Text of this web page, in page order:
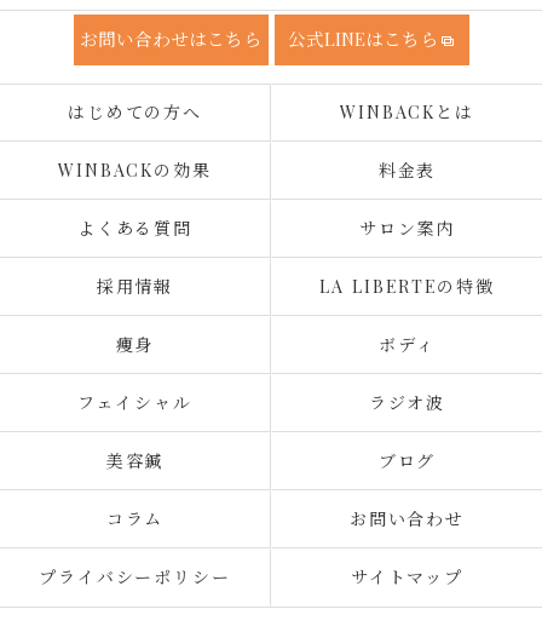
お問い合わせはこちら 公式LINEはこちら
はじめての方へ WINBACKとは
WINBACKの効果 料金表
よくある質問 サロン案内
採用情報 LA LIBERTEの特徴
痩身 ボディ
フェイシャル ラジオ波
美容鍼 ブログ
コラム お問い合わせ
プライバシーポリシー サイトマップ